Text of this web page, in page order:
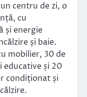
centru de zi, o
cu
și energie
și baie.
mobilier, 30 de
educative și 20
condiționat și